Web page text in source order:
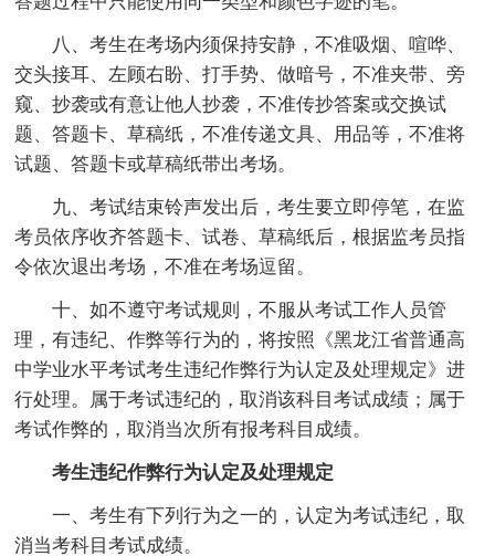
八、考生在考场内须保持安静，不准吸烟、喧哗、
交头接耳、左顾右盼、打手势、做暗号，不准夹带、旁
窥、抄袭或有意让他人抄袭，不准传抄答案或交换试
题、答题卡、草稿纸，不准传递文具、用品等，不准将
试题、答题卡或草稿纸带出考场。
九、考试结束铃声发出后，考生要立即停笔，在监
考员依序收齐答题卡、试卷、草稿纸后，根据监考员指
令依次退出考场，不准在考场逗留。
十、如不遵守考试规则，不服从考试工作人员管
理，有违纪、作弊等行为的，将按照《黑龙江省普通高
中学业水平考试考生违纪作弊行为认定及处理规定》进
行处理。属于考试违纪的，取消该科目考试成绩；属于
考试作弊的，取消当次所有报考科目成绩。
考生违纪作弊行为认定及处理规定
一、考生有下列行为之一的，认定为考试违纪，取
消当考科目考试成绩。